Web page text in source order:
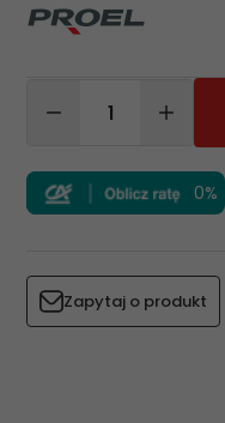
0%
Zapytaj o produkt